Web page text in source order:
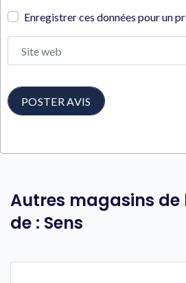
Enregistrer ces données pour un
Autres magasins de
de : Sens